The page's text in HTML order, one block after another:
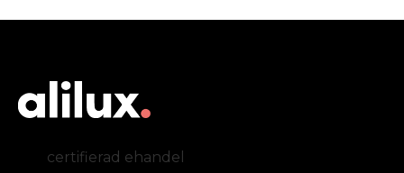
certifierad ehandel